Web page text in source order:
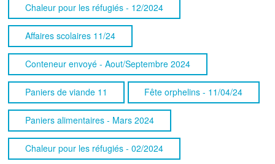
Chaleur pour les réfugiés - 12/2024
Affaires scolaires 11/24
Conteneur envoyé - Aout/Septembre 2024
Paniers de viande 11 Fête orphelins - 11/04/24
Paniers alimentaires - Mars 2024
Chaleur pour les réfugiés - 02/2024